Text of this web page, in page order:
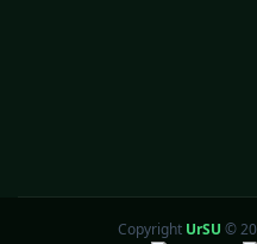
Copyright UrSU ©